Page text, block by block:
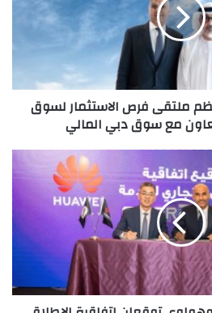
ملتقى فرص الاستثمار لسوق
مع سوق دبي المالي